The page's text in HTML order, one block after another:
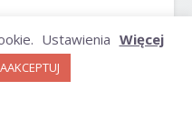
Ustawienia Więcej